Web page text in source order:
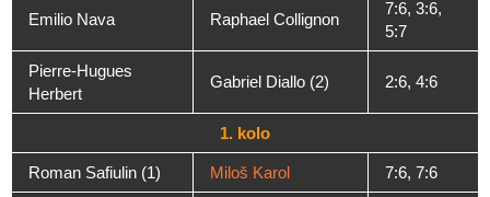
Emilio Nava Raphael Collignon
7:6, 3:6,
5:7
Pierre-Hugues
Herbert
Gabriel Diallo (2) 2:6, 4:6
1. kolo
Roman Safiulin (1) Miloš Karol 7:6, 7:6